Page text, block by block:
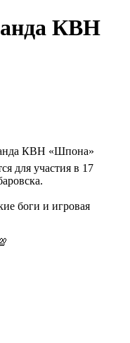
КВН
КВН «Шпона»
для участия в 17
боги и игровая